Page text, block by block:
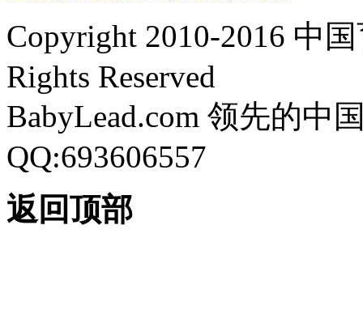
Copyright 2010-2016 中
Rights Reserved
BabyLead.com 领先的中
QQ:693606557
返回顶部